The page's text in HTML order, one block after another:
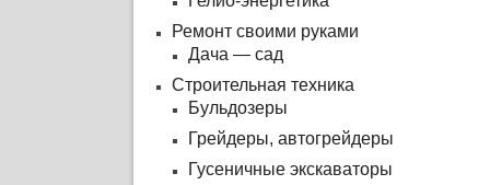
Ремонт своими руками
Дача — сад
Строительная техника
Бульдозеры
Грейдеры, автогрейдеры
Гусеничные экскаваторы